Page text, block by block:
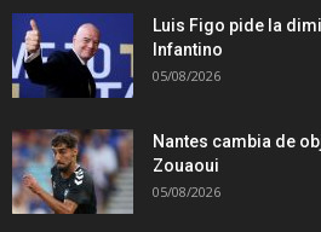
Luis Figo pide la
Infantino
05/08/2026
Nantes cambia de
Zouaoui
05/08/2026